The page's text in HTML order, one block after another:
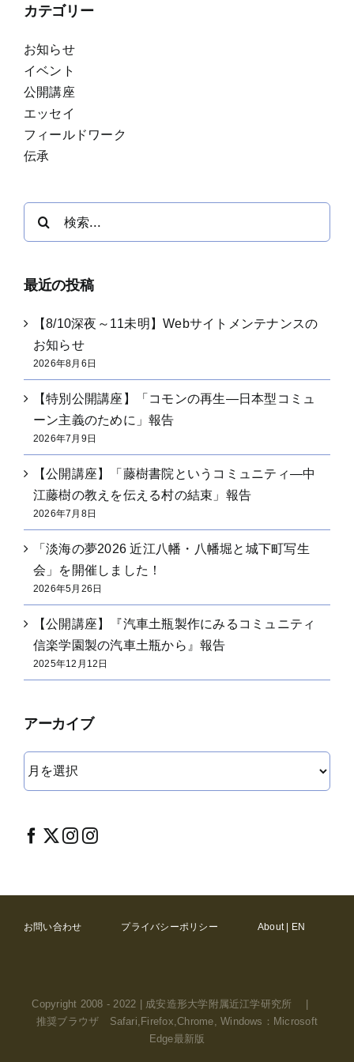
カテゴリー
お知らせ
イベント
公開講座
エッセイ
フィールドワーク
伝承
最近の投稿
【8/10深夜～11未明】Webサイトメンテナンスの
お知らせ
2026年8月6日
【特別公開講座】「コモンの再生―日本型コミュ
ーン主義のために」報告
2026年7月9日
【公開講座】「藤樹書院というコミュニティ―中
江藤樹の教えを伝える村の結束」報告
2026年7月8日
「淡海の夢2026 近江八幡・八幡堀と城下町写生
会」を開催しました！
2026年5月26日
【公開講座】『汽車土瓶製作にみるコミュニティ
信楽学園製の汽車土瓶から』報告
2025年12月12日
アーカイブ
イ
ブ
お問い合わせ プライバシーポリシー About | EN
Copyright 2008 - 2022 | 成安造形大学附属近江学研究所 |
推奨ブラウザ Safari,Firefox,Chrome, Windows：Microsoft
Edge最新版